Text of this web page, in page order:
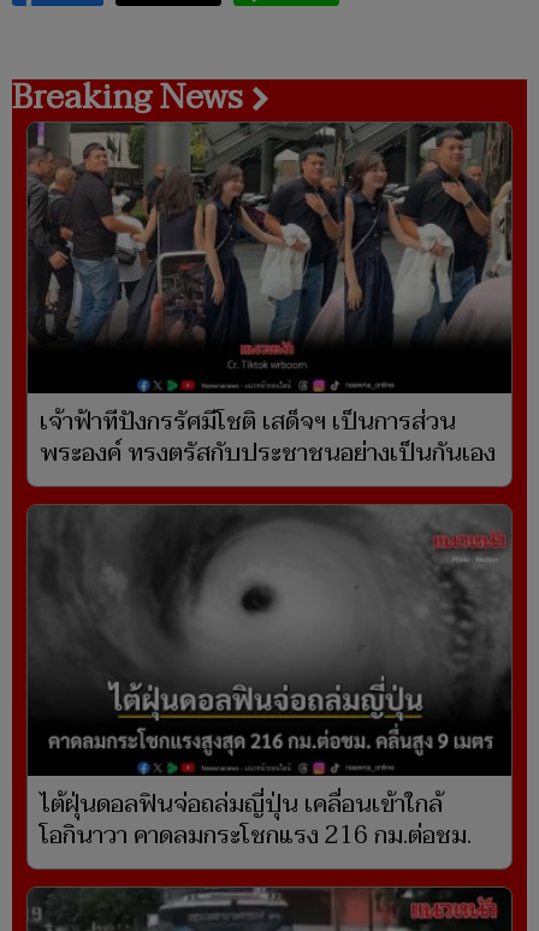
Breaking News
เจ้าฟ้าทีปังกรรัศมีโชติ เสด็จฯ เป็นการส่วน
พระองค์ ทรงตรัสกับประชาชนอย่างเป็นกันเอง
ไต้ฝุ่นดอลฟินจ่อถล่มญี่ปุ่น เคลื่อนเข้าใกล้
โอกินาวา คาดลมกระโชกแรง 216 กม.ต่อชม.